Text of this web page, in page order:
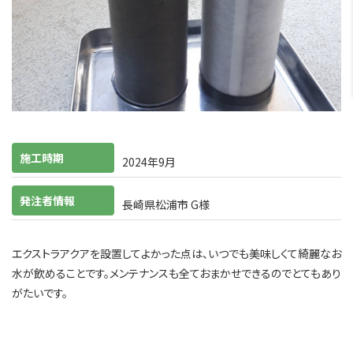
施工時期 2024年9月
発注者情報 長崎県松浦市 G様
エクストラアクアを設置してよかった点は、いつでも美味しくて綺麗なお
水が飲めることです。メンテナンスも全ておまかせできるのでとてもあり
がたいです。